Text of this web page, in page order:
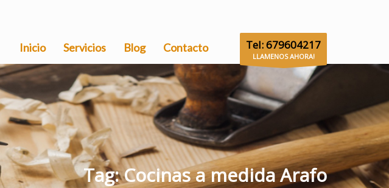
Inicio Servicios Blog Contacto Tel: 679604217
LLAMENOS AHORA!
Tag: Cocinas a medida Arafo